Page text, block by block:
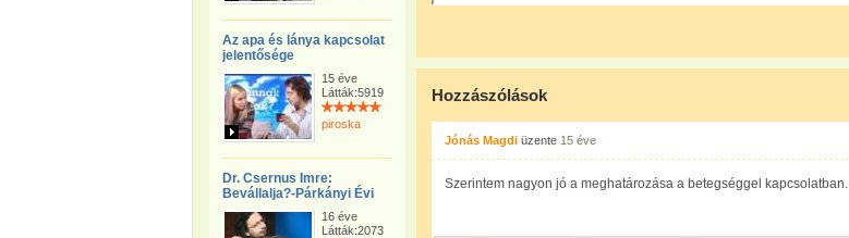
Az apa és lánya kapcsolat
jelentősége
15 éve
Látták:5919
piroska
Dr. Csernus Imre:
Bevállalja?-Párkányi Évi
16 éve
Látták:2073
Hozzászólások
Jónás Magdi üzente 15 éve
Szerintem nagyon jó a meghatározása a betegséggel kapcsolatban.